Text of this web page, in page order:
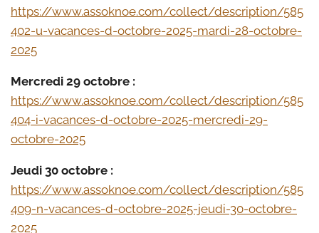
https://www.assoknoe.com/collect/description/585
402-u-vacances-d-octobre-2025-mardi-28-octobre-
2025
Mercredi 29 octobre :
https://www.assoknoe.com/collect/description/585
404-i-vacances-d-octobre-2025-mercredi-29-
octobre-2025
Jeudi 30 octobre :
https://www.assoknoe.com/collect/description/585
409-n-vacances-d-octobre-2025-jeudi-30-octobre-
2025